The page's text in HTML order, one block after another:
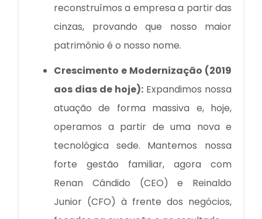
reconstruímos a empresa a partir das
cinzas, provando que nosso maior
patrimônio é o nosso nome.
Crescimento e Modernização (2019
aos dias de hoje): Expandimos nossa
atuação de forma massiva e, hoje,
operamos a partir de uma nova e
tecnológica sede. Mantemos nossa
forte gestão familiar, agora com
Renan Cândido (CEO) e Reinaldo
Junior (CFO) à frente dos negócios,